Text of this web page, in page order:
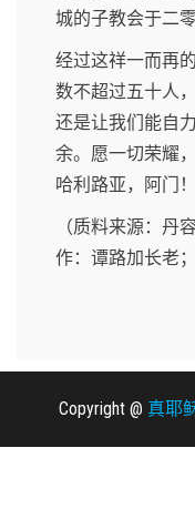
城的子教会于二
经过这祥一而再
数不超过五十人
还是让我们能自
余。愿一切荣耀
哈利路亚，阿门！
（质料来源：丹
作：谭路加长老
Copyright @ 真耶